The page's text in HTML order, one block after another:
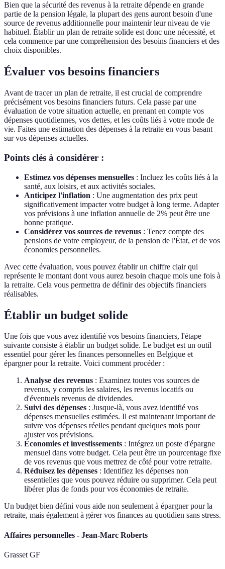
Bien que la sécurité des revenus à la retraite dépende en grande
partie de la pension légale, la plupart des gens auront besoin d'une
source de revenus additionnelle pour maintenir leur niveau de vie
habituel. Établir un plan de retraite solide est donc une nécessité, et
cela commence par une compréhension des besoins financiers et des
choix disponibles.
Évaluer vos besoins financiers
Avant de tracer un plan de retraite, il est crucial de comprendre
précisément vos besoins financiers futurs. Cela passe par une
évaluation de votre situation actuelle, en prenant en compte vos
dépenses quotidiennes, vos dettes, et les coûts liés à votre mode de
vie. Faites une estimation des dépenses à la retraite en vous basant
sur vos dépenses actuelles.
Points clés à considérer :
Estimez vos dépenses mensuelles : Incluez les coûts liés à la
santé, aux loisirs, et aux activités sociales.
Anticipez l'inflation : Une augmentation des prix peut
significativement impacter votre budget à long terme. Adapter
vos prévisions à une inflation annuelle de 2% peut être une
bonne pratique.
Considérez vos sources de revenus : Tenez compte des
pensions de votre employeur, de la pension de l'État, et de vos
économies personnelles.
Avec cette évaluation, vous pouvez établir un chiffre clair qui
représente le montant dont vous aurez besoin chaque mois une fois à
la retraite. Cela vous permettra de définir des objectifs financiers
réalisables.
Établir un budget solide
Une fois que vous avez identifié vos besoins financiers, l'étape
suivante consiste à établir un budget solide. Le budget est un outil
essentiel pour gérer les finances personnelles en Belgique et
épargner pour la retraite. Voici comment procéder :
Analyse des revenus : Examinez toutes vos sources de
revenus, y compris les salaires, les revenus locatifs ou
d'éventuels revenus de dividendes.
Suivi des dépenses : Jusque-là, vous avez identifié vos
dépenses mensuelles estimées. Il est maintenant important de
suivre vos dépenses réelles pendant quelques mois pour
ajuster vos prévisions.
Économies et investissements : Intégrez un poste d'épargne
mensuel dans votre budget. Cela peut être un pourcentage fixe
de vos revenus que vous mettrez de côté pour votre retraite.
Réduisez les dépenses : Identifiez les dépenses non
essentielles que vous pouvez réduire ou supprimer. Cela peut
libérer plus de fonds pour vos économies de retraite.
Un budget bien défini vous aide non seulement à épargner pour la
retraite, mais également à gérer vos finances au quotidien sans stress.
Affaires personnelles - Jean-Marc Roberts
Grasset GF